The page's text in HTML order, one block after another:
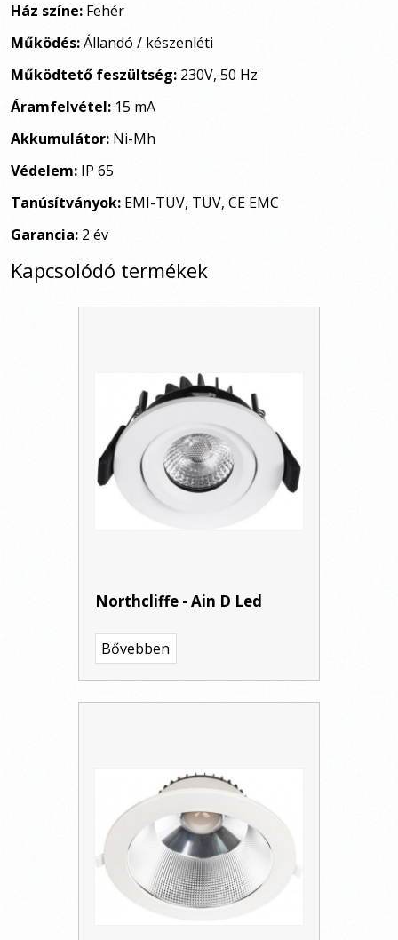
Ház színe: Fehér
Működés:Állandó / készenléti
Működtető feszültség: 230V, 50 Hz
Áramfelvétel: 15 mA
Akkumulátor: Ni-Mh
Védelem: IP 65
Tanúsítványok: EMI-TÜV, TÜV, CE EMC
Garancia: 2 év
Kapcsolódó termékek
Northcliffe - Ain D Led
Bővebben